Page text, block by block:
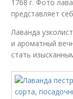
1768 г. Фото
представляет
Лаванда
и ароматный
стать